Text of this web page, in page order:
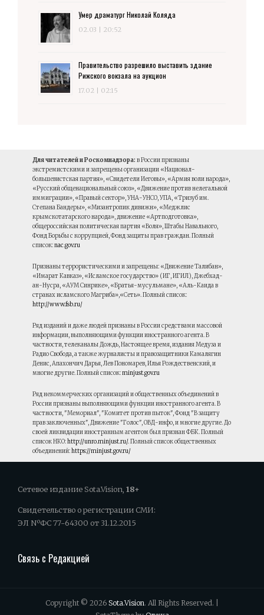
Умер драматург Николай Коляда
02.03 | 20:52
Правительство разрешило выставить здание
Рижского вокзала на аукцион
17.02 | 02:15
Для читателей и Роскомнадзора: в России признаны
экстремистскими и запрещены организации «Национал-
большевистская партия», «Свидетели Иеговы», «Армия воли народа»,
«Русский общенациональный союз», «Движение против нелегальной
иммиграции», «Правый сектор», УНА-УНСО, УПА, «Тризуб им.
Степана Бандеры», «Мизантропик дивижн», «Меджлис
крымскотатарского народа», движение «Артподготовка»,
общероссийская политическая партия «Воля», Штабы Навального,
Фонд Борьбы с коррупцией, Фонд защиты прав граждан. Полный
список:nac.gov.ru
Признаны террористическими и запрещены: «Движение Талибан»,
«Имарат Кавказ», «Исламское государство» (ИГ, ИГИЛ), Джебхад-
ан-Нусра, «АУМ Синрике», «Братья-мусульмане», «Аль-Каида в
странах исламского Магриба»,«Сеть». Полный список:
http://www.fsb.ru/
Ряд изданий и даже людей признаны в России средствами массовой
информации, выполняющими функции иностранного агента. В
частности, телеканалы Дождь, Настоящее время, издания Медуза и
Радио Свобода, а также журналисты и правозащитники Камалягин
Денис, Апахончич Дарья, Лев Пономарев, Илья Рождественский, и
многие другие. Полный список:minjust.gov.ru
Ряд некоммерческих организаций и общественных объединений в
России признаны выполняющими функции иностранного агента. В
частности, "Мемориал", "Комитет против пыток", Фонд "В защиту
прав заключенных", Движение "Голос", ОВД-инфо, и многие другие. До
своей ликвидации иностранным агентом был признан ФБК. Полный
список НКО:http://unro.minjust.ru/. Полный список общественных
объединений:https://minjust.gov.ru/
Сетевое издание Sota.Vision, 18+
Свидетельство о регистрации СМИ:
ЭЛ NºФС 77-64300 от 31.12.2015
Связь с Редакцией
Copyright © 2026 Sota.Vision. All Rights Reserved. |